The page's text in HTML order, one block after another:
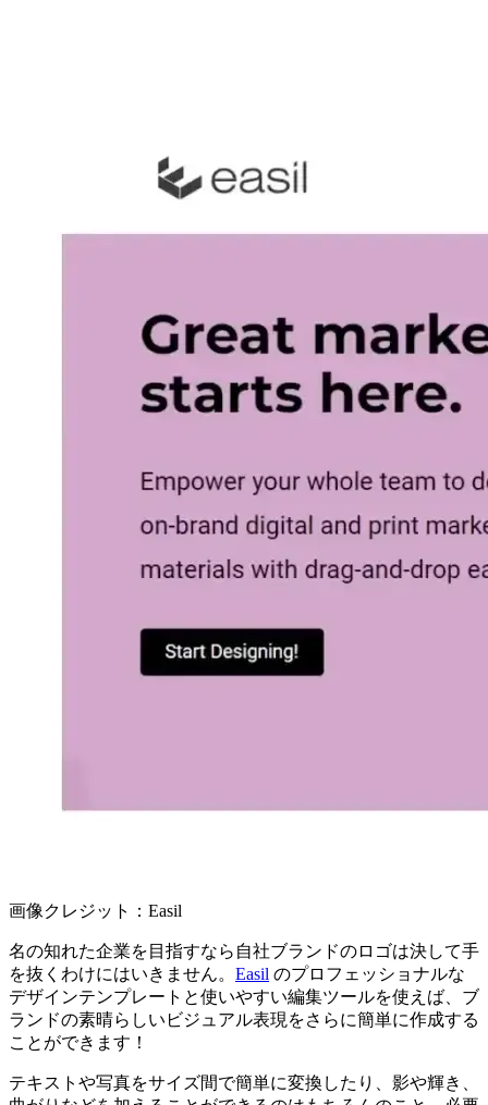
画像クレジット：Easil
名の知れた企業を目指すなら自社ブランドのロゴは決して手
を抜くわけにはいきません。 Easil のプロフェッショナルな
デザインテンプレートと使いやすい編集ツールを使えば、ブ
ランドの素晴らしいビジュアル表現をさらに簡単に作成する
ことができます！
テキストや写真をサイズ間で簡単に変換したり、影や輝き、